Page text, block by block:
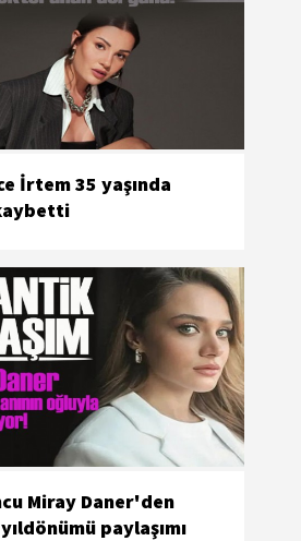
İrtem 35 yaşında
Miray Daner'den
paylaşımı